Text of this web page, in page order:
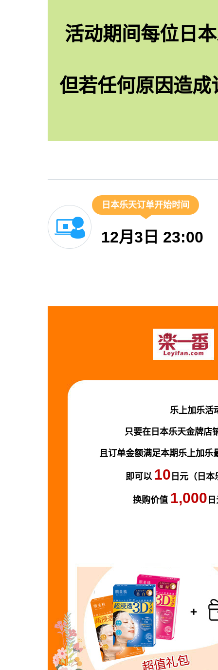
活动期间每位日
但若任何原因造
日本乐天订单开始时间
12月3日 23:00
乐上加乐活
只要在日本乐天金牌店
且订单金额满足本期乐上加乐
即可以 10 日元（日
换购价值 1,000